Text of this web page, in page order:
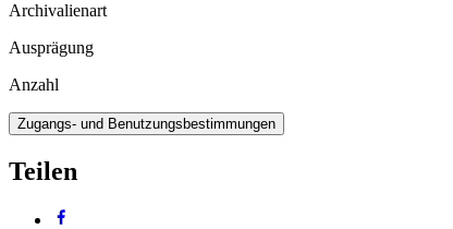
Archivalienart
Ausprägung
Anzahl
Zugangs- und Benutzungsbestimmungen
Teilen